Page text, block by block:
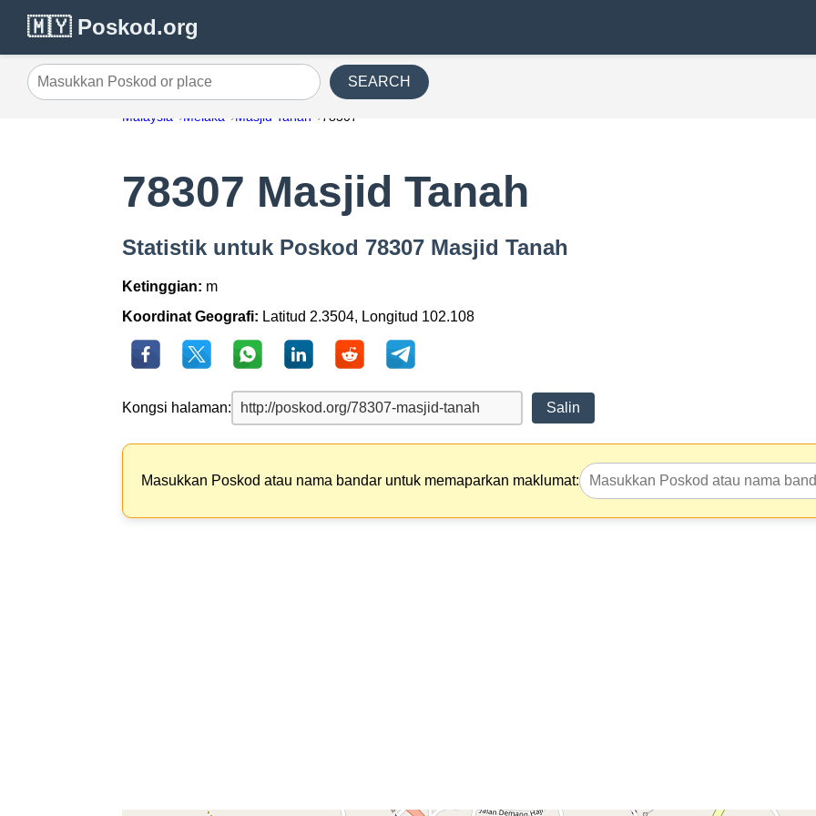
🇲🇾 Poskod.org
Masukkan Poskod or place SEARCH
Malaysia Melaka Masjid Tanah 78307
78307 Masjid Tanah
Statistik untuk Poskod 78307 Masjid Tanah
Ketinggian: m
Koordinat Geografi: Latitud 2.3504, Longitud 102.108
Kongsi halaman: Salin
Masukkan Poskod atau nama bandar untuk memaparkan maklumat: